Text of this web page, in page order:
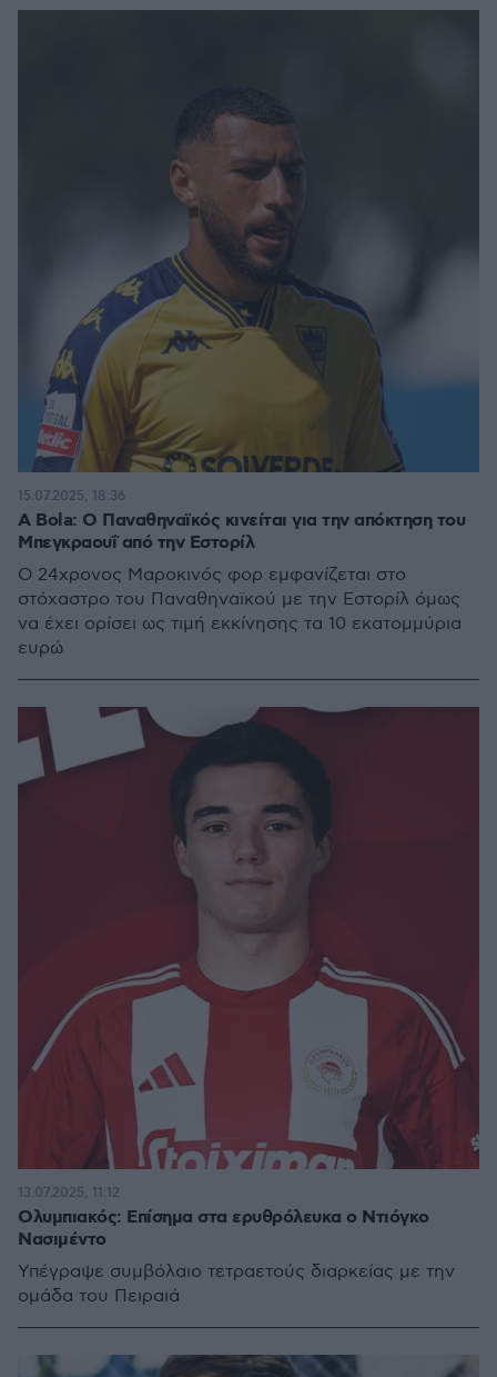
A Bola: Ο Παναθηναϊκός κινείται για την απόκτηση του
Μπεγκραουΐ από την Εστορίλ
Ο 24χρονος Μαροκινός φορ εμφανίζεται στο
στόχαστρο του Παναθηναϊκού με την Εστορίλ όμως
να έχει ορίσει ως τιμή εκκίνησης τα 10 εκατομμύρια
ευρώ
15.07.2025, 18:36
Ολυμπιακός: Επίσημα στα ερυθρόλευκα ο Ντιόγκο
Νασιμέντο
Υπέγραψε συμβόλαιο τετραετούς διαρκείας με την
ομάδα του Πειραιά
13.07.2025, 11:12